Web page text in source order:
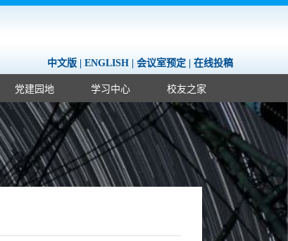
中文版 ENGLISH 会议室预定 在线投稿
党建园地 学习中心 校友之家